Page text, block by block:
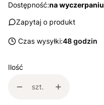
Dostępność:na wyczerpaniu
Zapytaj o produkt
Czas wysyłki:48 godzin
Ilość
szt.